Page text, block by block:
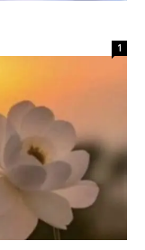
1